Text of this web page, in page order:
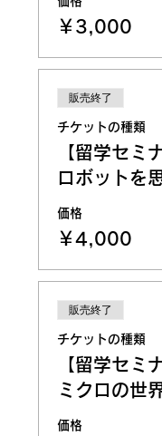
￥3,000
販売終了
チケットの種類
【留学セミ
ロボットを
価格
￥4,000
販売終了
チケットの種類
【留学セミ
ミクロの世
価格